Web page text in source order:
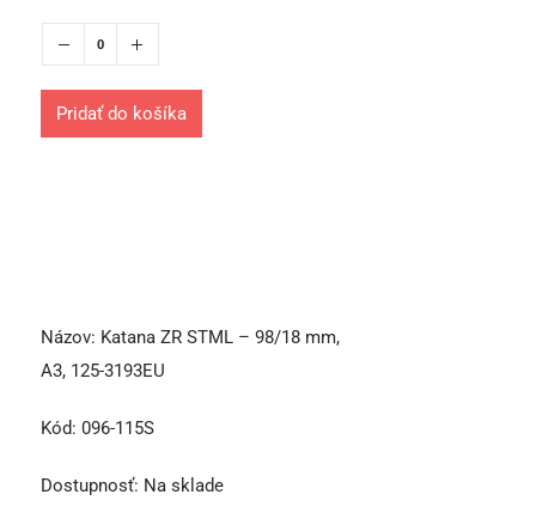
Pridať do košíka
Názov: Katana ZR STML – 98/18 mm,
A3, 125-3193EU
Kód: 096-115S
Dostupnosť: Na sklade